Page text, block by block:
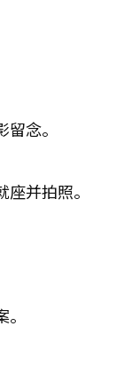
念。
并拍照。